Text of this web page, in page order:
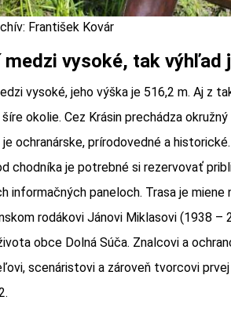
František Kovár
vysoké, tak výhľad
vysoké, jeho výška je 516,2 m. Aj z
okolie. Cez Krásin prechádza okružný
ochranárske, prírodovedné a
chodníka je potrebné si rezervovať
paneloch. Trasa je miene
rodákovi Jánovi Miklasovi (1938 –
obce Dolná Súča. Znalcovi a
scenáristovi a zároveň tvorcovi